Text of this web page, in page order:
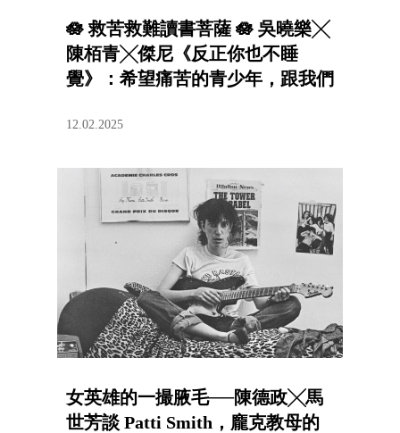
🪷 救苦救難讀書菩薩 🪷 吳曉樂╳
陳栢青╳傑尼《反正你也不睡
覺》：希望痛苦的青少年，跟我們
12.02.2025
女英雄的一撮腋毛──陳德政╳馬
世芳談 Patti Smith，龐克教母的